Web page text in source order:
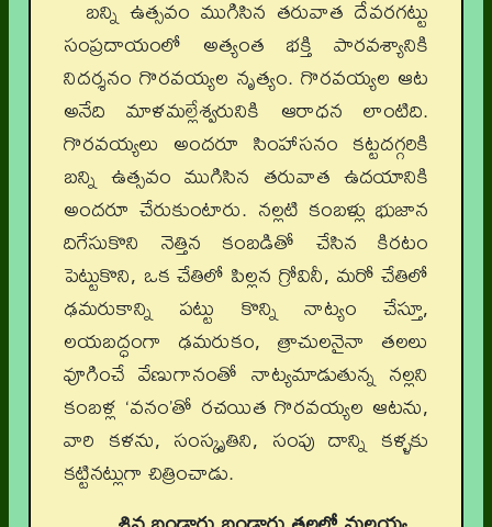
బన్ని ఉత్సవం ముగిసిన తరువాత దేవరగట్టు
సంప్రదాయంలో అత్యంత భక్తి పారవశ్యానికి
నిదర్శనం గొరవయ్యల నృత్యం. గొరవయ్యల ఆట
అనేది మాళమల్లేశ్వరునికి ఆరాధన లాంటిది.
గొరవయ్యలు అందరూ సింహాసనం కట్టదగ్గరికి
బన్ని ఉత్సవం ముగిసిన తరువాత ఉదయానికి
అందరూ చేరుకుంటారు. నల్లటి కంబళ్లు భుజాన
దిగేసుకొని నెత్తిన కంబడితో చేసిన కిరటం
పెట్టుకొని, ఒక చేతిలో పిల్లన గ్రోవినీ, మరో చేతిలో
ఢమరుకాన్ని పట్టు కొన్ని నాట్యం చేస్తూ,
లయబద్ధంగా ఢమరుకం, త్రాచులనైనా తలలు
వూగించే వేణుగానంతో నాట్యమాడుతున్న నల్లని
కంబళ్ల ‘వనం’తో రచయిత గొరవయ్యల ఆటను,
వారి కళను, సంస్కృతిని, సంపు దాన్ని కళ్ళకు
కట్టినట్లుగా చిత్రించాడు.